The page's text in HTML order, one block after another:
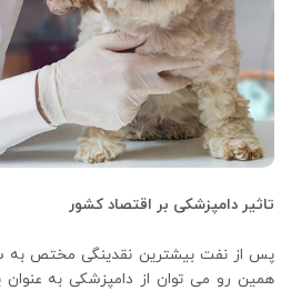
تاثیر دامپزشکی بر اقتصاد کشور
پس از نفت بیشترین نقدینگی مختص به
همین رو می توان از دامپزشکی به عنوان